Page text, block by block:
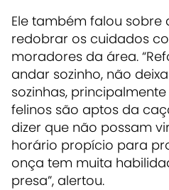
Ele também falou
redobrar os cuidados
moradores da área.
andar sozinho, não
sozinhas,
felinos são aptos da
dizer que não possam
horário propício para
onça tem muita
presa”, alertou.